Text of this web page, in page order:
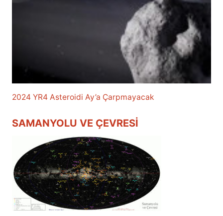
2024 YR4 Asteroidi Ay’a Çarpmayacak
SAMANYOLU VE ÇEVRESI